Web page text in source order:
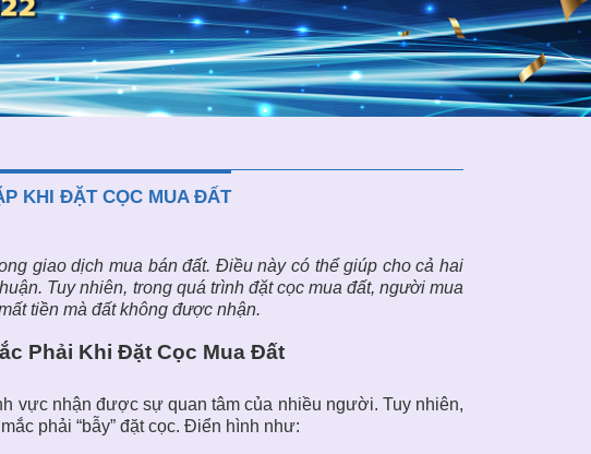
KHI ĐẶT CỌC MUA ĐẤT
giao dịch mua bán đất. Điều này có thể giúp cho cả hai
Tuy nhiên, trong quá trình đặt cọc mua đất, người mua
tiền mà đất không được nhận.
Phải Khi Đặt Cọc Mua Đất
vực nhận được sự quan tâm của nhiều người. Tuy nhiên,
phải “bẫy” đặt cọc. Điển hình như: